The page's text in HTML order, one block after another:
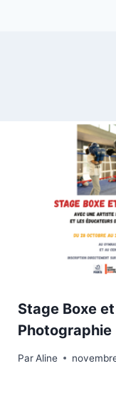
Stage Boxe et
Photographie
Par Aline